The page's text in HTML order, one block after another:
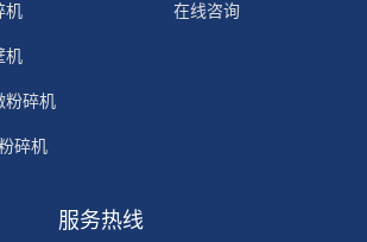
机
机
粉碎机
碎机
在线咨询
服务热线